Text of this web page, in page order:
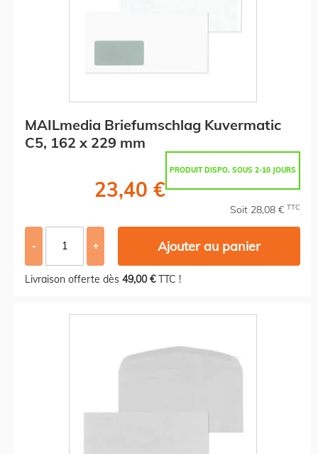
MAILmedia Briefumschlag Kuvermatic
C5, 162 x 229 mm
PRODUIT DISPO. SOUS 2-10 JOURS
23,40 €
Soit 28,08 € TTC
- + Ajouter au panier
Livraison offerte dès 49,00 €TTC !